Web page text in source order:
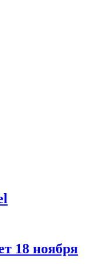
18 ноября